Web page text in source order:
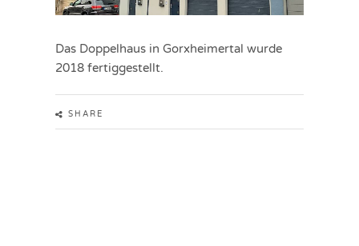
Das Doppelhaus in Gorxheimertal wurde
2018 fertiggestellt.
SHARE